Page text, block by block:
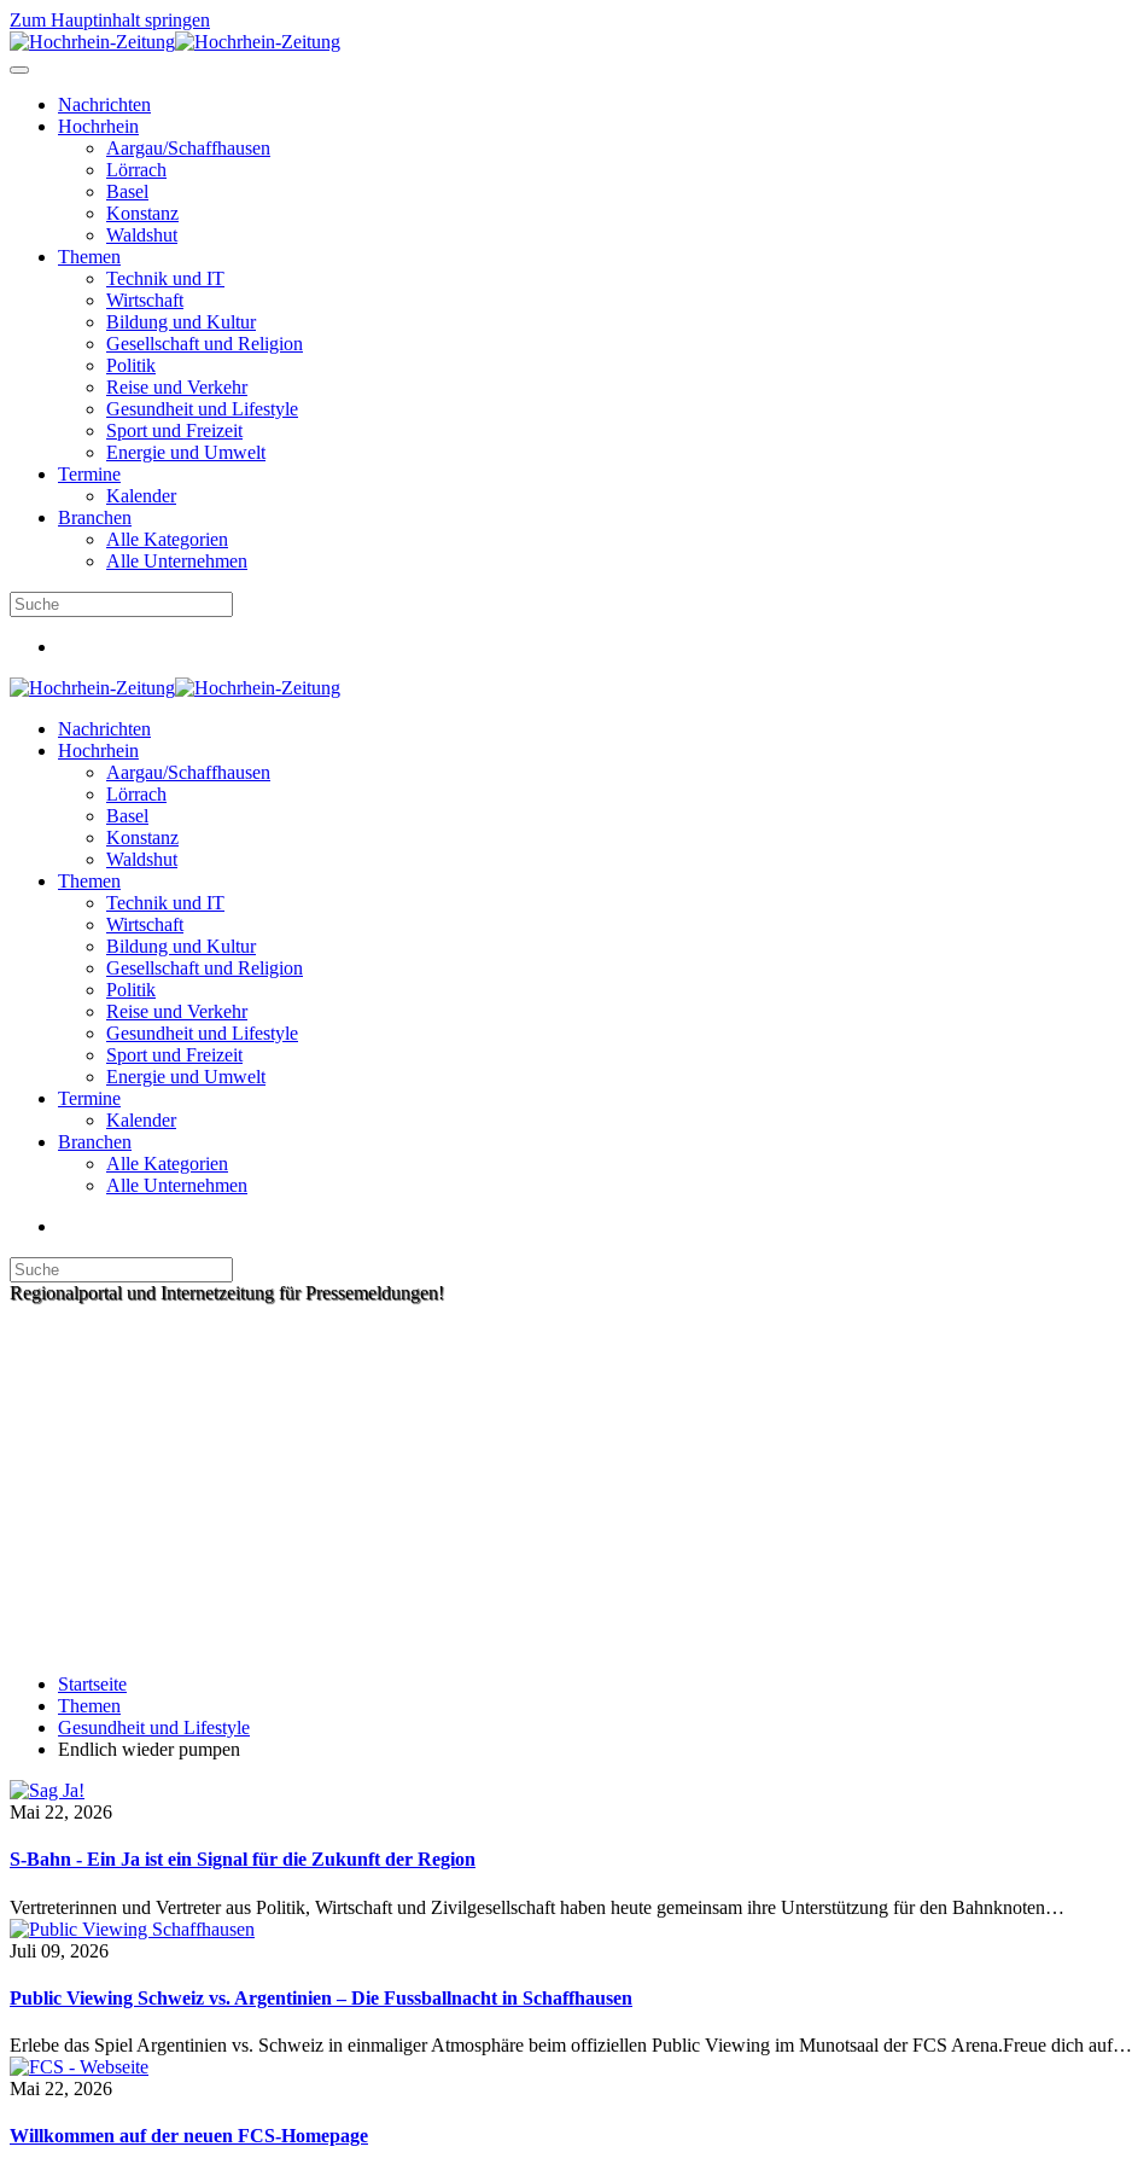
Zum Hauptinhalt springen
Nachrichten
Hochrhein
Aargau/Schaffhausen
Lörrach
Basel
Konstanz
Waldshut
Themen
Technik und IT
Wirtschaft
Bildung und Kultur
Gesellschaft und Religion
Politik
Reise und Verkehr
Gesundheit und Lifestyle
Sport und Freizeit
Energie und Umwelt
Termine
Kalender
Branchen
Alle Kategorien
Alle Unternehmen
Nachrichten
Hochrhein
Aargau/Schaffhausen
Lörrach
Basel
Konstanz
Waldshut
Themen
Technik und IT
Wirtschaft
Bildung und Kultur
Gesellschaft und Religion
Politik
Reise und Verkehr
Gesundheit und Lifestyle
Sport und Freizeit
Energie und Umwelt
Termine
Kalender
Branchen
Alle Kategorien
Alle Unternehmen
Regionalportal und Internetzeitung für Pressemeldungen!
Startseite
Themen
Gesundheit und Lifestyle
Endlich wieder pumpen
Mai 22, 2026
S-Bahn - Ein Ja ist ein Signal für die Zukunft der Region
Vertreterinnen und Vertreter aus Politik, Wirtschaft und Zivilgesellschaft haben heute gemeinsam ihre Unterstützung für den Bahnknoten…
Juli 09, 2026
Public Viewing Schweiz vs. Argentinien – Die Fussballnacht in Schaffhausen
Erlebe das Spiel Argentinien vs. Schweiz in einmaliger Atmosphäre beim offiziellen Public Viewing im Munotsaal der FCS Arena.Freue dich auf…
Mai 22, 2026
Willkommen auf der neuen FCS-Homepage